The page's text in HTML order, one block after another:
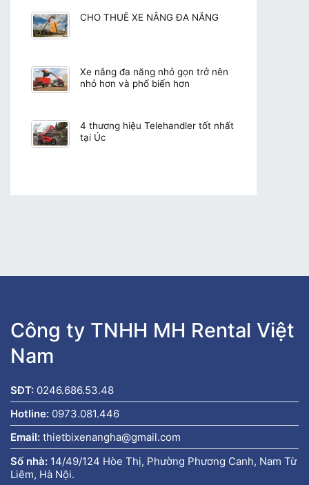
CHO THUÊ XE NÂNG ĐA NĂNG
Xe nâng đa năng nhỏ gọn trở nên
nhỏ hơn và phổ biến hơn
4 thương hiệu Telehandler tốt nhất
tại Úc
Công ty TNHH MH Rental Việt
Nam
SĐT: 0246.686.53.48
Hotline: 0973.081.446
Email: thietbixenangha@gmail.com
Số nhà: 14/49/124 Hòe Thị, Phường Phương Canh, Nam Từ
Liêm, Hà Nội.